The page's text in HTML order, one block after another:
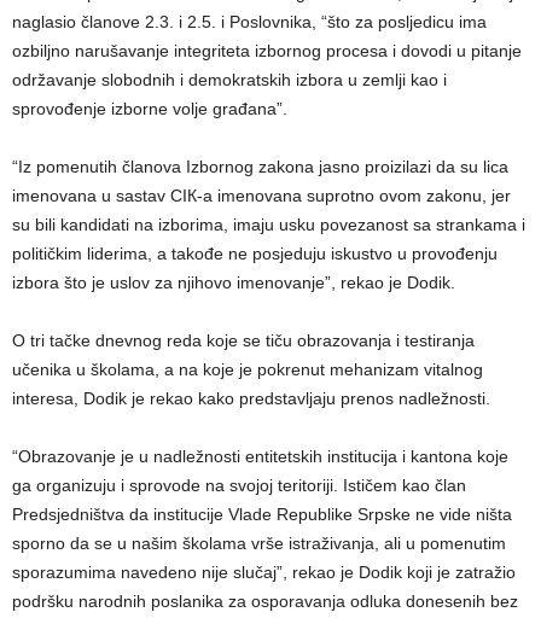
naglasio članove 2.3. i 2.5. i Poslovnika, “što za posljedicu ima
ozbiljno narušavanje integriteta izbornog procesa i dovodi u pitanje
održavanje slobodnih i demokratskih izbora u zemlji kao i
sprovođenje izborne volje građana”.
“Iz pomenutih članova Izbornog zakona jasno proizilazi da su lica
imenovana u sastav CIК-a imenovana suprotno ovom zakonu, jer
su bili kandidati na izborima, imaju usku povezanost sa strankama i
političkim liderima, a takođe ne posjeduju iskustvo u provođenju
izbora što je uslov za njihovo imenovanje”, rekao je Dodik.
O tri tačke dnevnog reda koje se tiču obrazovanja i testiranja
učenika u školama, a na koje je pokrenut mehanizam vitalnog
interesa, Dodik je rekao kako predstavljaju prenos nadležnosti.
“Obrazovanje je u nadležnosti entitetskih institucija i kantona koje
ga organizuju i sprovode na svojoj teritoriji. Ističem kao član
Predsjedništva da institucije Vlade Republike Srpske ne vide ništa
sporno da se u našim školama vrše istraživanja, ali u pomenutim
sporazumima navedeno nije slučaj”, rekao je Dodik koji je zatražio
podršku narodnih poslanika za osporavanja odluka donesenih bez